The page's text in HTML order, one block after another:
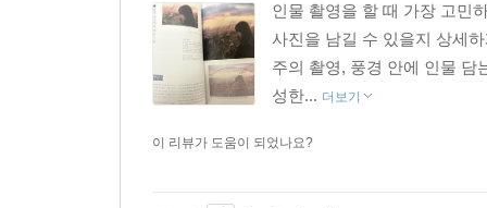
인물 촬영을 할 때 가장 고민
사진을 남길 수 있을지 상세
주의 촬영, 풍경 안에 인물 담
성한... 더보기
이 리뷰가 도움이 되었나요?